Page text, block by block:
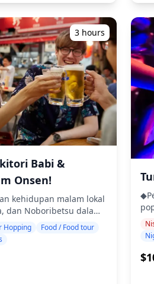
jalan di sepanjang
mampir ke tempat-
jalan dan
yang disukai
di Daimon Yokocho ・
pengalaman
・Nikmati minuman dan
・Pelajari
etika makan dari
suasana nostalgia
dicintai oleh penduduk
・Makan malam:
dari warung
— bersama dengan
atau makanan
dalam biaya tur
belanja ◆Info
peserta untuk
lebih
bar
Termasuk ・
3 hours
Babi &
Onsen!
kehidupan malam lokal
dan Noboribetsu dalam
Kunjungi tiga
menikmati hidangan
(sate babi
kari Muroran yang
Hopping
Food / Food tour